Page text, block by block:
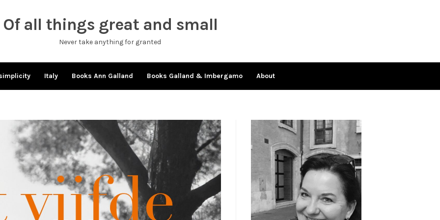
Of all things great and small
Never take anything for granted
Italy Books Ann Galland Books Galland & Imbergamo About